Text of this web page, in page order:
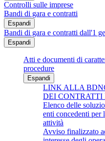
Controlli sulle imprese
Bandi di gara e contratti
Espandi
Bandi di gara e contratti dall'1
Espandi
Atti e documenti di
procedure
Espandi
LINK ALLA
DEI CONTRATTI
Elenco delle
enti concedenti per
attività
Avviso finalizzato